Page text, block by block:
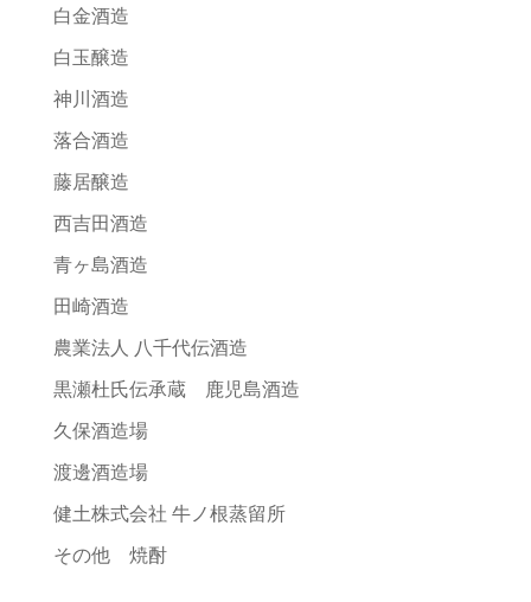
白金酒造
白玉醸造
神川酒造
落合酒造
藤居醸造
西吉田酒造
青ヶ島酒造
田崎酒造
農業法人 八千代伝酒造
黒瀬杜氏伝承蔵 鹿児島酒造
久保酒造場
渡邊酒造場
健土株式会社 牛ノ根蒸留所
その他 焼酎